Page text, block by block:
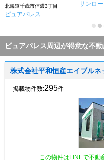
北海道千歳市信濃3丁目
ピュアパレス
サンロ
ピュアパレス周辺が得意な不
株式会社平和恒産エイブル
掲載物件数:295件
この物件はLINEで不動